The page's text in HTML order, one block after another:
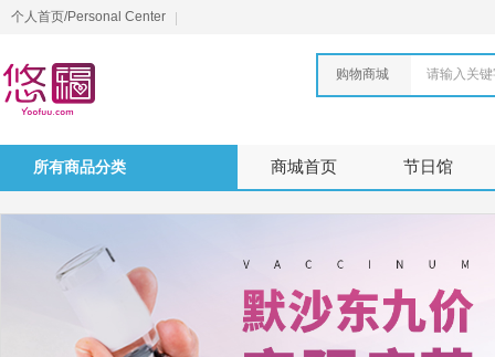
个人首页/Personal Center
购物商城 请输入关
所有商品分类 商城首页 节日馆